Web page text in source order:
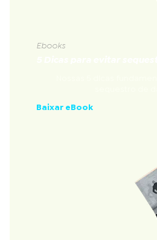
Ebooks
Baixar eBook